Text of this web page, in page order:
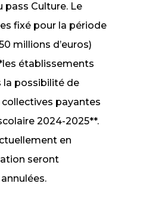
pass Culture. Le
fixé pour la période
millions d’euros)
établissements
la possibilité de
payantes
2024-2025**.
en
seront